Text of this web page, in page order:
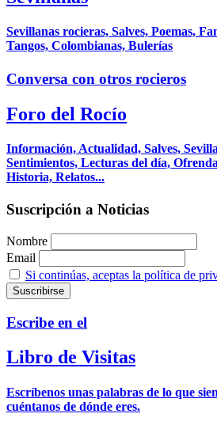
Sevillanas rocieras, Salves, Poemas,
Tangos, Colombianas, Bulerías
Conversa con otros rocieros
Foro del Rocío
Información, Actualidad, Salves,
Sentimientos, Lecturas del día,
Historia, Relatos...
Suscripción a Noticias
Nombre
Email
Si continúas, aceptas la política de
Escribe en el
Libro de Visitas
Escríbenos unas palabras de lo que
cuéntanos de dónde eres.